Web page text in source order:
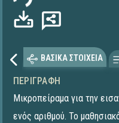
ΒΑΣΙΚΑ ΣΤΟΙΧΕΙΑ
ΠΕΡΙΓΡΑΦΉ
Μικροπείραμα για την
ενός αριθμού. Το